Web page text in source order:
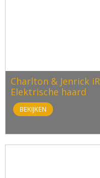
Charlton & Jenrick
Elektrische haard
BEKIJKEN